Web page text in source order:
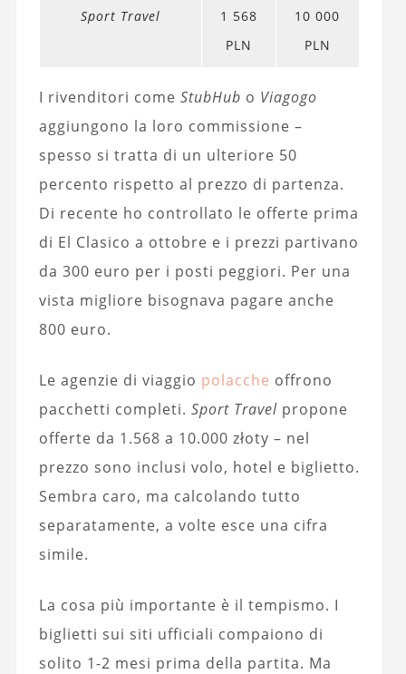
Sport Travel
1 568
PLN
10 000
PLN
I rivenditori come StubHub o Viagogo
aggiungono la loro commissione –
spesso si tratta di un ulteriore 50
percento rispetto al prezzo di partenza.
Di recente ho controllato le offerte prima
di El Clasico a ottobre e i prezzi partivano
da 300 euro per i posti peggiori. Per una
vista migliore bisognava pagare anche
800 euro.
Le agenzie di viaggio polacche offrono
pacchetti completi. Sport Travelpropone
offerte da 1.568 a 10.000 złoty – nel
prezzo sono inclusi volo, hotel e biglietto.
Sembra caro, ma calcolando tutto
separatamente, a volte esce una cifra
simile.
La cosa più importante è il tempismo. I
biglietti sui siti ufficiali compaiono di
solito 1-2 mesi prima della partita. Ma